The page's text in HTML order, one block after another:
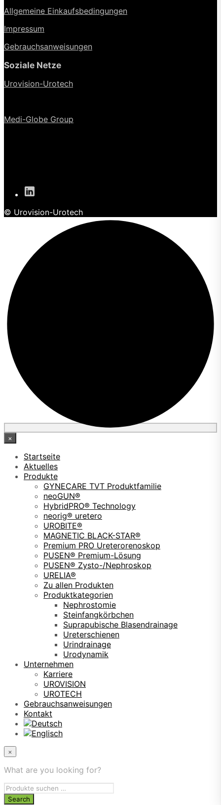
Allgemeine Einkaufsbedingungen
Impressum
Gebrauchsanweisungen
Soziale Netze
Urovision-Urotech
Medi-Globe Group
© Urovision-Urotech
×
Startseite
Aktuelles
Produkte
GYNECARE TVT Produktfamilie
neoGUN®
HybridPRO® Technology
neorig® uretero
UROBITE®
MAGNETIC BLACK-STAR®
Premium PRO Ureterorenoskop
PUSEN® Premium-Lösung
PUSEN® Zysto-/Nephroskop
URELIA®
Zu allen Produkten
Produktkategorien
Nephrostomie
Steinfangkörbchen
Suprapubische Blasendrainage
Ureterschienen
Urindrainage
Urodynamik
Unternehmen
Karriere
UROVISION
UROTECH
Gebrauchsanweisungen
Kontakt
×
What are you looking for?